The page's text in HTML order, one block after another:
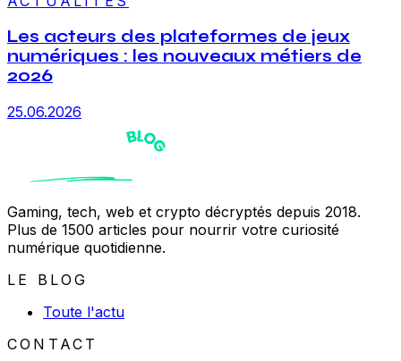
Les acteurs des plateformes de jeux
numériques : les nouveaux métiers de
2026
25.06.2026
Gaming, tech, web et crypto décryptés depuis 2018.
Plus de 1500 articles pour nourrir votre curiosité
numérique quotidienne.
LE BLOG
Toute l'actu
CONTACT